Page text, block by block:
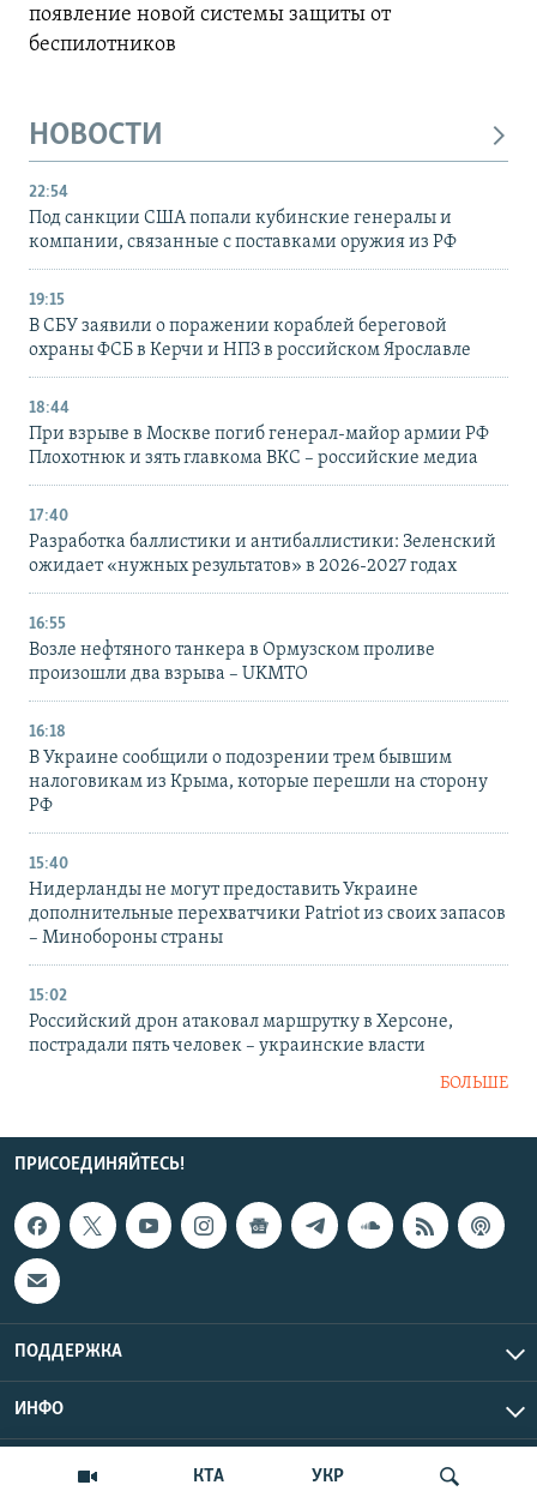
КТА УКР
появление новой системы защиты от
беспилотников
НОВОСТИ
22:54
Под санкции США попали кубинские генералы и
компании, связанные с поставками оружия из РФ
19:15
В СБУ заявили о поражении кораблей береговой
охраны ФСБ в Керчи и НПЗ в российском Ярославле
18:44
При взрыве в Москве погиб генерал-майор армии РФ
Плохотнюк и зять главкома ВКС – российские медиа
17:40
Разработка баллистики и антибаллистики: Зеленский
ожидает «нужных результатов» в 2026-2027 годах
16:55
Возле нефтяного танкера в Ормузском проливе
произошли два взрыва – UKMTO
16:18
В Украине сообщили о подозрении трем бывшим
налоговикам из Крыма, которые перешли на сторону
РФ
15:40
Нидерланды не могут предоставить Украине
дополнительные перехватчики Patriot из своих запасов
– Минобороны страны
15:02
Российский дрон атаковал маршрутку в Херсоне,
пострадали пять человек – украинские власти
БОЛЬШЕ
ПРИСОЕДИНЯЙТЕСЬ!
ПОДДЕРЖКА
ИНФО
Copyright Крым.Реалии, 2026 | Все права защищены.
UTC+3